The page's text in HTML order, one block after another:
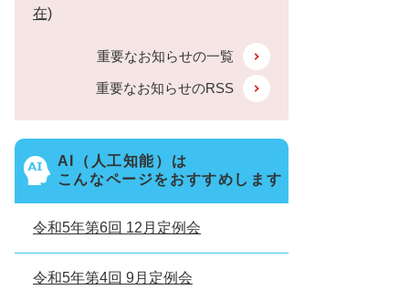
在)
重要なお知らせの一覧
重要なお知らせのRSS
AI（人工知能）は
こんなページをおすすめします
令和5年第6回 12月定例会
令和5年第4回 9月定例会